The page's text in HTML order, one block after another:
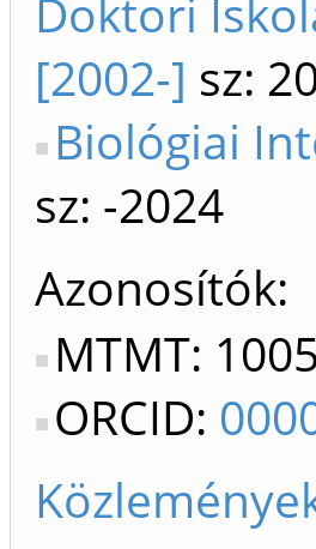
Doktori
[2002-] sz:
Biológiai
sz: -2024
Azonosítók
MTMT:
ORCID: